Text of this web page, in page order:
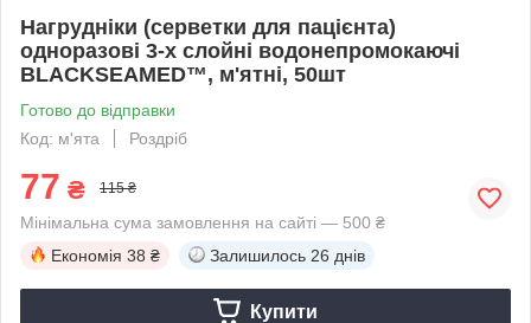
Нагрудніки (серветки для пацієнта)
одноразові 3-х слойні водонепромокаючі
BLACKSEAMED™, м'ятні, 50шт
Готово до відправки
Код: м'ята
Роздріб
77 ₴ 115 ₴
Мінімальна сума замовлення на сайті — 500 ₴
Економія 38 ₴ Залишилось 26 днів
Купити